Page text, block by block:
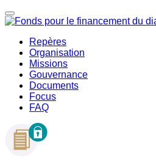
Repères
Organisation
Missions
Gouvernance
Documents
Focus
FAQ